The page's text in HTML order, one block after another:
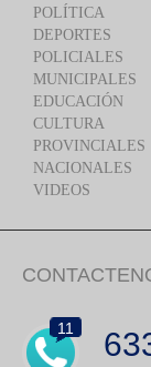
POLÍTICA
DEPORTES
POLICIALES
MUNICIPALES
EDUCACIÓN
CULTURA
PROVINCIALES
NACIONALES
VIDEOS
11